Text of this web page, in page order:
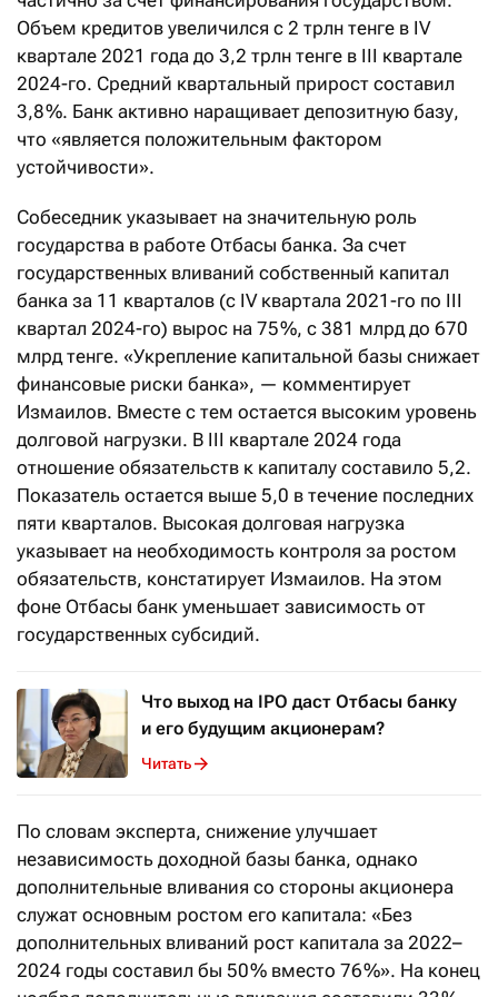
Объем кредитов увеличился с 2 трлн тенге в IV
квартале 2021 года до 3,2 трлн тенге в III квартале
2024-го. Средний квартальный прирост составил
3,8 %. Банк активно наращивает депозитную базу,
что «является положительным фактором
устойчивости».
Собеседник указывает на значительную роль
государства в работе Отбасы банка. За счет
государственных вливаний собственный капитал
банка за 11 кварталов (с IV квартала 2021-го по III
квартал 2024-го) вырос на 75 %, с 381 млрд до 670
млрд тенге. «Укрепление капитальной базы снижает
финансовые риски банка», — комментирует
Измаилов. Вместе с тем остается высоким уровень
долговой нагрузки. В III квартале 2024 года
отношение обязательств к капиталу составило 5,2.
Показатель остается выше 5,0 в течение последних
пяти кварталов. Высокая долговая нагрузка
указывает на необходимость контроля за ростом
обязательств, констатирует Измаилов. На этом
фоне Отбасы банк уменьшает зависимость от
государственных субсидий.
Что выход на IPO даст Отбасы банку
и его будущим акционерам?
Читать
По словам эксперта, снижение улучшает
независимость доходной базы банка, однако
дополнительные вливания со стороны акционера
служат основным ростом его капитала: «Без
дополнительных вливаний рост капитала за 2022–
2024 годы составил бы 50 % вместо 76 %». На конец